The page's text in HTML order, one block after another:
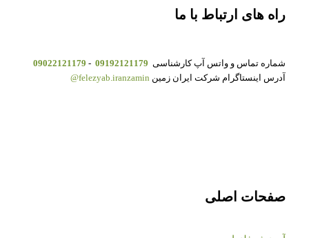
راه های ارتباط با ما
شماره تماس و واتس آپ کارشناسی 09192121179
-
09022121179
آدرس اینستاگرام شرکت ایران زمین felezyab.iranzamin@
صفحات اصلی